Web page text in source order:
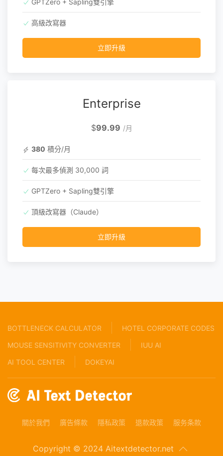
GPTZero + Sapling雙引擎
高級改寫器
立即升級
Enterprise
$99.99 /月
380 積分/月
每次最多偵測 30,000 詞
GPTZero + Sapling雙引擎
頂級改寫器（Claude）
立即升級
BOTTLENECK CALCULATOR
HOTEL CORPORATE CODES
MOUSE SENSITIVITY CONVERTER
IUU AI
AI TOOL CENTER
DOKEYAI
關於我們 廣告條款 隱私政策 退款政策 服务条款
Copyright © 2024 Aitextdetector.net